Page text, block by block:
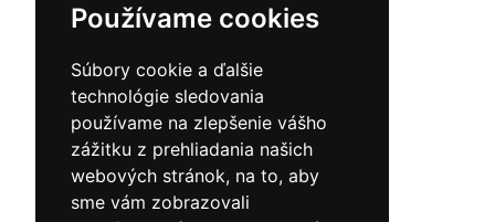
Používame cookies
Súbory cookie a ďalšie
technológie sledovania
používame na zlepšenie vášho
zážitku z prehliadania našich
webových stránok, na to, aby
sme vám zobrazovali